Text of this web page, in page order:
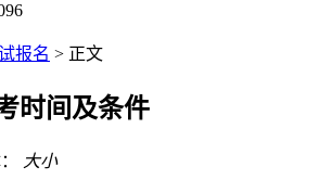
报名 > 正文
时间及条件
大小